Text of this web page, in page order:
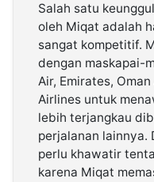
Salah satu
oleh Miqat adalah
sangat kompetitif.
dengan maskapai-
Air, Emirates,
Airlines untuk
lebih terjangkau
perjalanan lainnya.
perlu khawatir
karena Miqat